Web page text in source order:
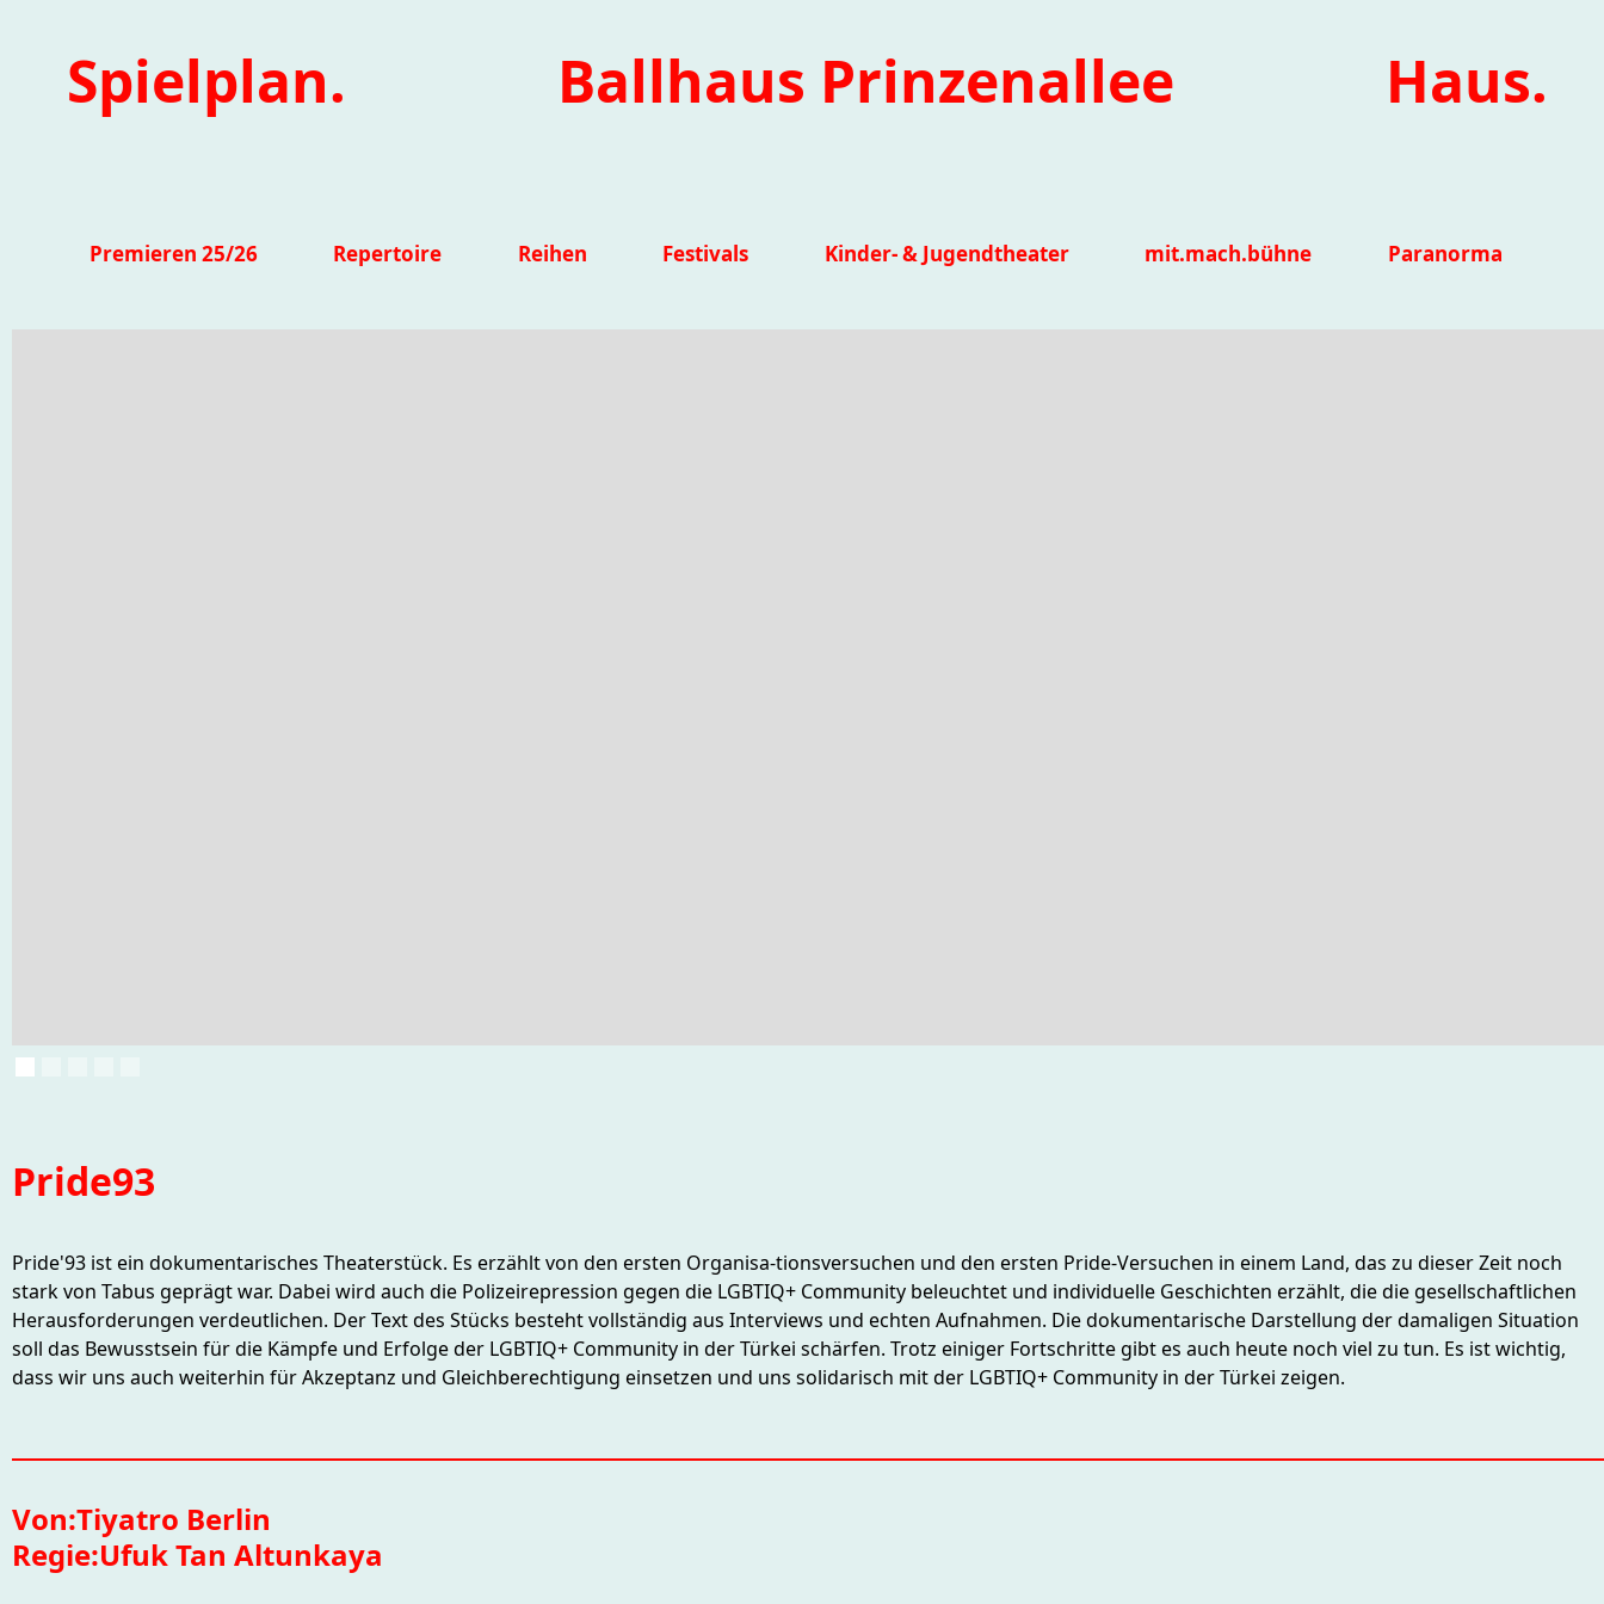
Spielplan. Ballhaus Prinzenallee Haus.
Premieren 25/26 Repertoire Reihen Festivals Kinder- & Jugendtheater mit.mach.bühne Paranorma
Pride93
Pride'93 ist ein dokumentarisches Theaterstück. Es erzählt von den ersten Organisa-tionsversuchen und den ersten Pride-Versuchen in einem Land, das zu dieser Zeit noch
stark von Tabus geprägt war. Dabei wird auch die Polizeirepression gegen die LGBTIQ+ Community beleuchtet und individuelle Geschichten erzählt, die die gesellschaftlichen
Herausforderungen verdeutlichen. Der Text des Stücks besteht vollständig aus Interviews und echten Aufnahmen. Die dokumentarische Darstellung der damaligen Situation
soll das Bewusstsein für die Kämpfe und Erfolge der LGBTIQ+ Community in der Türkei schärfen. Trotz einiger Fortschritte gibt es auch heute noch viel zu tun. Es ist wichtig,
dass wir uns auch weiterhin für Akzeptanz und Gleichberechtigung einsetzen und uns solidarisch mit der LGBTIQ+ Community in der Türkei zeigen.
Von:Tiyatro Berlin
Regie:Ufuk Tan Altunkaya